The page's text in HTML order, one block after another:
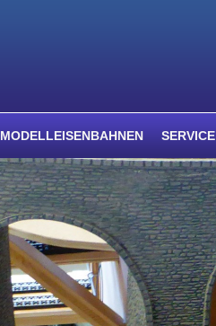
MODELLEISENBAHNEN SERVICE